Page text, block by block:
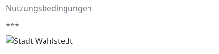
Nutzungsbedingungen
***